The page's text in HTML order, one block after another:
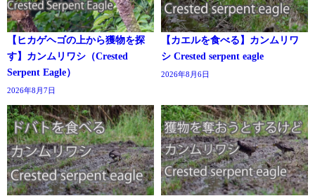
【ヒカゲヘゴの上から獲物を探
す】カンムリワシ（Crested
Serpent Eagle）
2026年8月7日
【カエルを食べる】カンムリワ
シ Crested serpent eagle
2026年8月6日